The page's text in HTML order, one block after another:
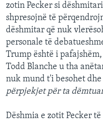
zotin Pecker si
shpresojnë të
dëshmitar që nuk
personale të
Trump është i
Todd Blanche u tha
nuk mund t'i besohet dhe
përpjekjet për ta
Dëshmia e zotit Pecker